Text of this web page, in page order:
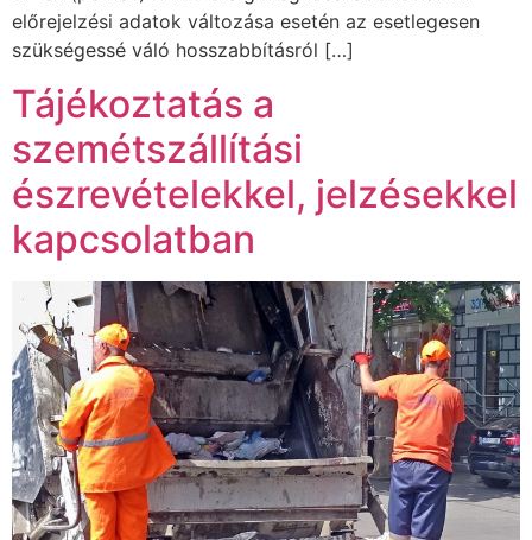
előrejelzési adatok változása esetén az esetlegesen
szükségessé váló hosszabbításról […]
Tájékoztatás a
szemétszállítási
észrevételekkel, jelzésekkel
kapcsolatban